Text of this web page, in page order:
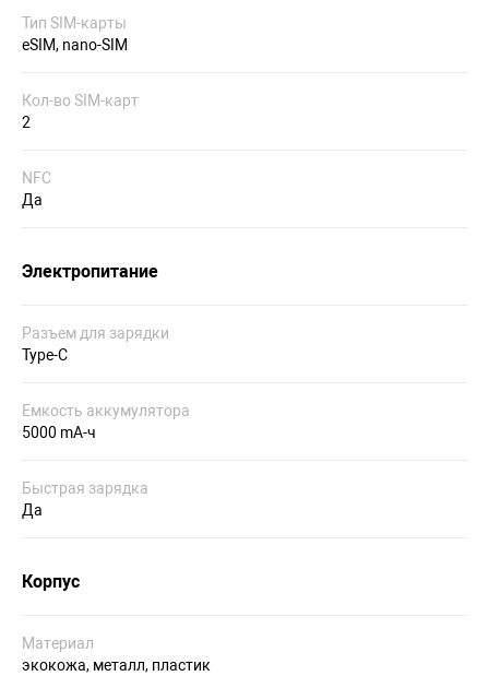
Тип SIM-карты
eSIM, nano-SIM
Кол-во SIM-карт
2
NFC
Да
Электропитание
Разъем для зарядки
Type-C
Емкость аккумулятора
5000 mA-ч
Быстрая зарядка
Да
Корпус
Материал
экокожа, металл, пластик